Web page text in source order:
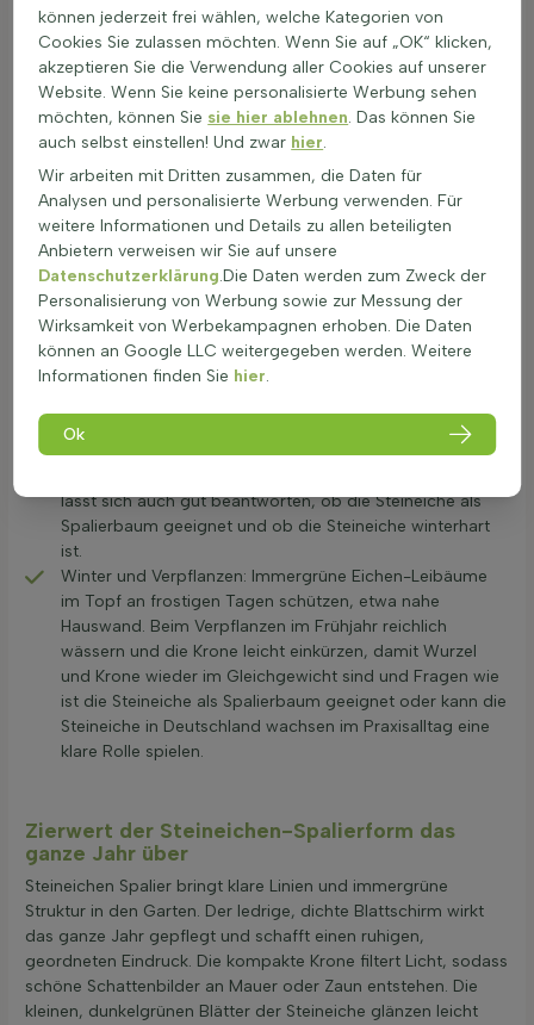
Steineichen-Leibbaum kompakt.
Schneiden: Steineichen Spalierbaum schneiden erfolgt im
März/April nach dem Frost und nochmals im
September/Oktober. Man formt den Schirm mit
Heckenschere zu einer ebenen Fläche, stärkere Äste mit
Astschere. So bleibt eine Steineiche als Spalierbaum
dicht, und Fragen wie wann schneidet man einen
Steineichen-Spalierbaum oder wie schnell wächst ein
Steineichen-Spalierbaum spielen beim Schnitt-Rhythmus
eine Rolle.
Düngen: Eine Steineiche als Spalierbaum nur im frühen
Frühjahr moderat düngen. Ein Dünger für immergrüne
Bäume in kleiner Menge reicht, damit Steineichen
Spalierbaum Versorgung und Wachstum ausgewogen
bleiben.
Wasserbedarf, verträgt nach dem Anwachsen kurze
Trockenphasen. Wichtig ist zusätzliches Gießen in den
lässt sich auch gut beantworten, ob die Steineiche als
Spalierbaum geeignet und ob die Steineiche winterhart
ist.
Winter und Verpflanzen: Immergrüne Eichen-Leibäume
im Topf an frostigen Tagen schützen, etwa nahe
Hauswand. Beim Verpflanzen im Frühjahr reichlich
wässern und die Krone leicht einkürzen, damit Wurzel
und Krone wieder im Gleichgewicht sind und Fragen wie
ist die Steineiche als Spalierbaum geeignet oder kann die
Steineiche in Deutschland wachsen im Praxisalltag eine
klare Rolle spielen.
Zierwert der Steineichen-Spalierform das
ganze Jahr über
Steineichen Spalier bringt klare Linien und immergrüne
Struktur in den Garten. Der ledrige, dichte Blattschirm wirkt
das ganze Jahr gepflegt und schafft einen ruhigen,
geordneten Eindruck. Die kompakte Krone filtert Licht, sodass
schöne Schattenbilder an Mauer oder Zaun entstehen. Die
kleinen, dunkelgrünen Blätter der Steineiche glänzen leicht
können jederzeit frei wählen, welche Kategorien von
Cookies Sie zulassen möchten. Wenn Sie auf „OK“ klicken,
akzeptieren Sie die Verwendung aller Cookies auf unserer
Website. Wenn Sie keine personalisierte Werbung sehen
möchten, können Sie sie hier ablehnen. Das können Sie
auch selbst einstellen! Und zwar hier.
Wir arbeiten mit Dritten zusammen, die Daten für
Analysen und personalisierte Werbung verwenden. Für
weitere Informationen und Details zu allen beteiligten
Anbietern verweisen wir Sie auf unsere
Datenschutzerklärung.Die Daten werden zum Zweck der
Personalisierung von Werbung sowie zur Messung der
Wirksamkeit von Werbekampagnen erhoben. Die Daten
können an Google LLC weitergegeben werden. Weitere
Informationen finden Sie hier.
Ok